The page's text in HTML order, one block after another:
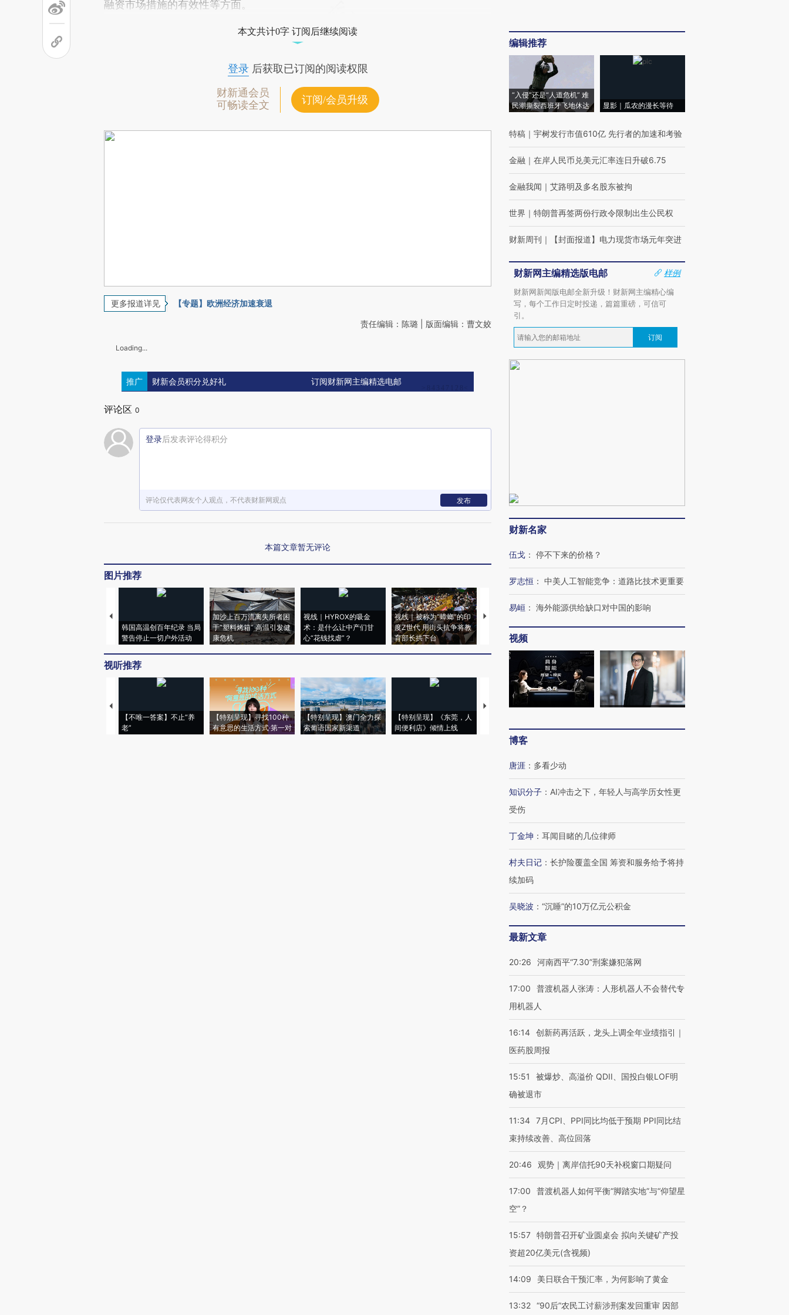
融资市场措施的有效性等方面。
本文共计0字 订阅后继续阅读
登录后获取已订阅的阅读权限
财新通会员
可畅读全文
订阅/会员升级
更多报道详见 【专题】欧洲经济加速衰退
责任编辑：陈璐 | 版面编辑：曹文姣
Loading...
推广 财新会员积分兑好礼 订阅财新网主编精选电邮
评论区 0
登录后发表评论得积分
评论仅代表网友个人观点，不代表财新网观点 发布
本篇文章暂无评论
图片推荐
韩国高温创百年纪录 当局
警告停止一切户外活动
加沙上百万流离失所者困
于“塑料烤箱” 高温引发健
康危机
视线｜HYROX的吸金
术：是什么让中产们甘
心“花钱找虐”？
视线｜被称为“蟑螂”的印
度Z世代 用街头抗争将教
育部长拱下台
视线｜“入侵”还是“人道危
机”？难民潮撕裂西班牙
飞地休达
128毫米 紧急转移近
雨 3小时累计雨量超80毫
视听推荐
【不唯一答案】不止“养
老”
【特别呈现】寻找100种
有意思的生活方式·第一对
【特别呈现】澳门全力探
索葡语国家新渠道
【特别呈现】《东莞，人
间便利店》倾情上线
【推广】走进第四届链博
有意思的生活方式·第三对
【商旅对话】华住集团
住三大增长引擎是什么？
编辑推荐
“入侵”还是“人道危机” 难
民潮撕裂西班牙飞地休达
显影｜瓜农的漫长等待
特稿 ｜ 宇树发行市值610亿 先行者的加速和考验
金融 ｜ 在岸人民币兑美元汇率连日升破6.75
金融我闻 ｜ 艾路明及多名股东被拘
世界 ｜ 特朗普再签两份行政令限制出生公民权
财新周刊 ｜ 【封面报道】电力现货市场元年突进
财新网主编精选版电邮
样例
财新网新闻版电邮全新升级！财新网主编精心编
写，每个工作日定时投递，篇篇重磅，可信可
引。
订阅
财新名家
伍戈 ： 停不下来的价格？
罗志恒 ： 中美人工智能竞争：道路比技术更重要
易峘 ： 海外能源供给缺口对中国的影响
视频
博客
唐涯 ： 多看少动
知识分子 ： AI冲击之下，年轻人与高学历女性更
受伤
丁金坤 ： 耳闻目睹的几位律师
村夫日记 ： 长护险覆盖全国 筹资和服务给予将持
续加码
吴晓波 ： “沉睡”的10万亿元公积金
最新文章
20:26 河南西平“7.30”刑案嫌犯落网
17:00
普渡机器人张涛：人形机器人不会替代专
用机器人
16:14 创新药再活跃，龙头上调全年业绩指引｜
医药股周报
15:51
被爆炒、高溢价 QDII、国投白银LOF明
确被退市
11:34 7月CPI、PPI同比均低于预期 PPI同比结
束持续改善、高位回落
20:46 观势｜离岸信托90天补税窗口期疑问
17:00
普渡机器人如何平衡“脚踏实地”与“仰望星
空”？
15:57 特朗普召开矿业圆桌会 拟向关键矿产投
资超20亿美元(含视频)
14:09 美日联合干预汇率，为何影响了黄金
13:32 “90后”农民工讨薪涉刑案发回重审 因部